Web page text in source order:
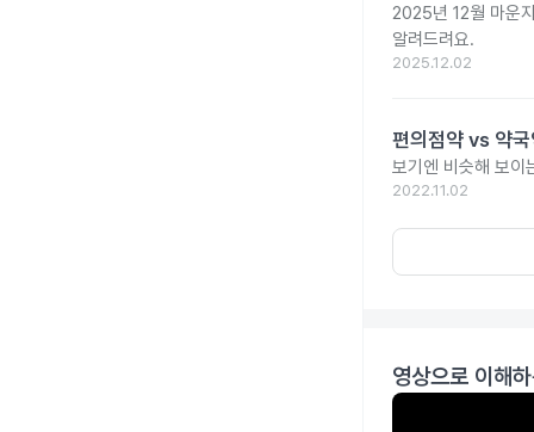
2025년 12월 마운
알려드려요.
2025.12.02
편의점약 vs 약
보기엔 비슷해 보이
2022.11.02
영상으로 이해